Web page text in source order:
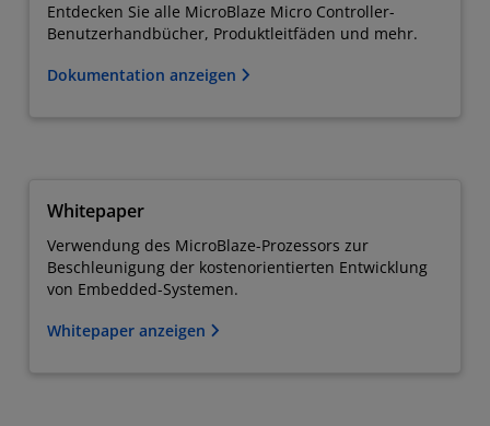
Entdecken Sie alle MicroBlaze Micro Controller-
Benutzerhandbücher, Produktleitfäden und mehr.
Dokumentation anzeigen
Whitepaper
Verwendung des MicroBlaze-Prozessors zur
Beschleunigung der kostenorientierten Entwicklung
von Embedded-Systemen.
Whitepaper anzeigen